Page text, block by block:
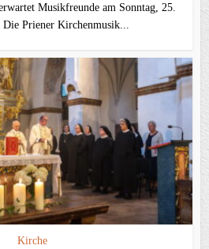
Musikfreunde am Sonntag, 25.
Priener Kirchenmusik...
Kirche